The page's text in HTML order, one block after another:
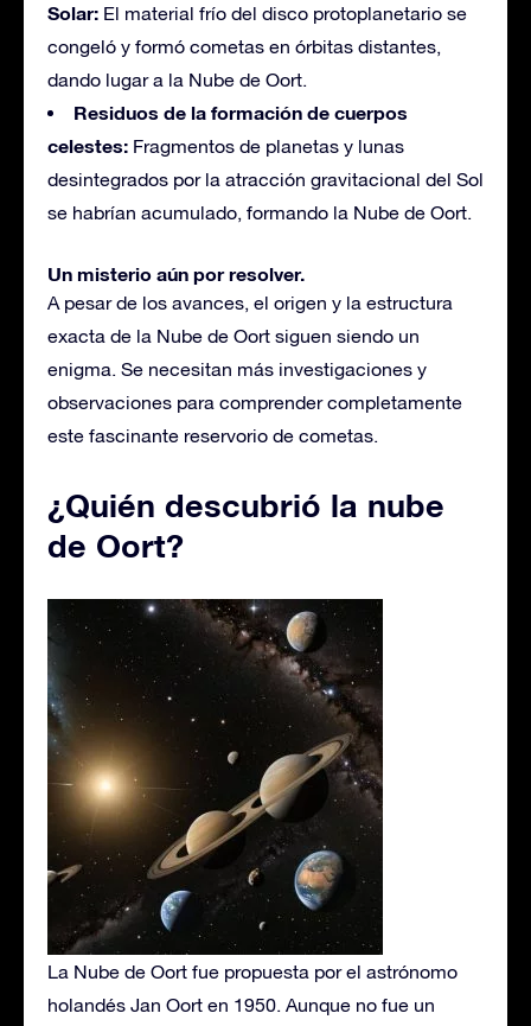
Solar: El material frío del disco protoplanetario se
congeló y formó cometas en órbitas distantes,
dando lugar a la Nube de Oort.
Residuos de la formación de cuerpos
celestes: Fragmentos de planetas y lunas
desintegrados por la atracción gravitacional del Sol
se habrían acumulado, formando la Nube de Oort.
Un misterio aún por resolver.
A pesar de los avances, el origen y la estructura
exacta de la Nube de Oort siguen siendo un
enigma. Se necesitan más investigaciones y
observaciones para comprender completamente
este fascinante reservorio de cometas.
¿Quién descubrió la nube
de Oort?
La Nube de Oort fue propuesta por el astrónomo
holandés Jan Oort en 1950. Aunque no fue un